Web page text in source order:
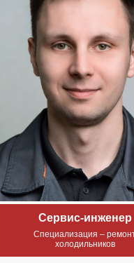
Сервис-инженер
Специализация –
холодильников